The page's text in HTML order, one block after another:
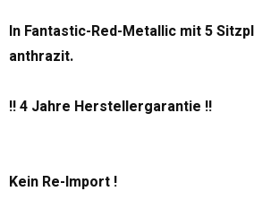
In Fantastic-Red-Metallic mit 5
anthrazit.
!! 4 Jahre Herstellergarantie !!
Kein Re-Import !